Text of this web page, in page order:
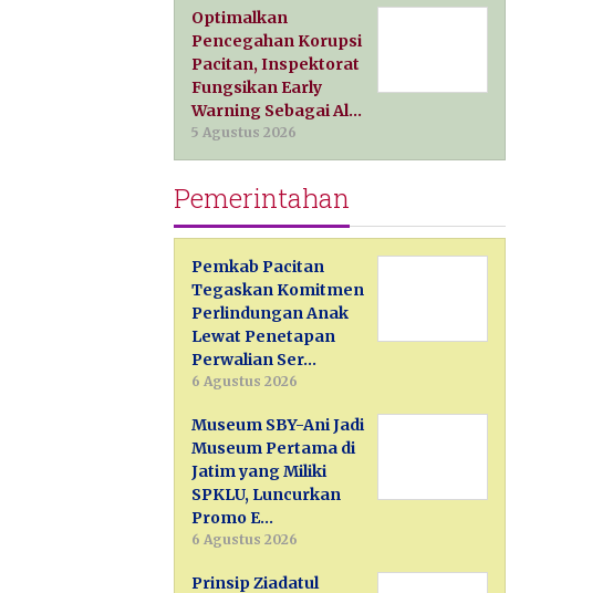
Optimalkan
Pencegahan Korupsi
Pacitan, Inspektorat
Fungsikan Early
Warning Sebagai Al…
5 Agustus 2026
Pemerintahan
Pemkab Pacitan
Tegaskan Komitmen
Perlindungan Anak
Lewat Penetapan
Perwalian Ser…
6 Agustus 2026
Museum SBY-Ani Jadi
Museum Pertama di
Jatim yang Miliki
SPKLU, Luncurkan
Promo E…
6 Agustus 2026
Prinsip Ziadatul